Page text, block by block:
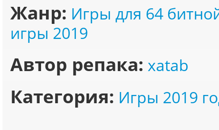
Жанр: Игры для 64
игры 2019
Автор репака: xatab
Категория: Игры 2019